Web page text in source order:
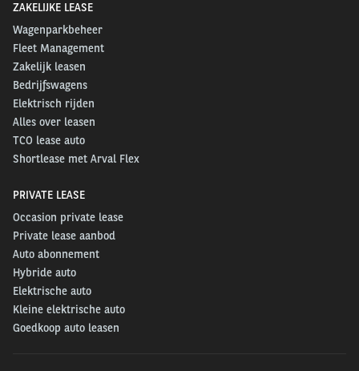
ZAKELIJKE LEASE
Wagenparkbeheer
Fleet Management
Zakelijk leasen
Bedrijfswagens
Elektrisch rijden
Alles over leasen
TCO lease auto
Shortlease met Arval Flex
PRIVATE LEASE
Occasion private lease
Private lease aanbod
Auto abonnement
Hybride auto
Elektrische auto
Kleine elektrische auto
Goedkoop auto leasen